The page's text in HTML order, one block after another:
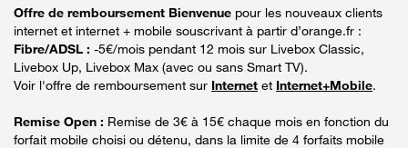
Offre de remboursement Bienvenue pour les nouveaux clients
internet et internet + mobile souscrivant à partir d’orange.fr :
Fibre/ADSL : -5€/mois pendant 12 mois sur Livebox Classic,
Livebox Up, Livebox Max (avec ou sans Smart TV).
Voir l'offre de remboursement sur Internet et Internet+Mobile.
Remise Open : Remise de 3€ à 15€ chaque mois en fonction du
forfait mobile choisi ou détenu, dans la limite de 4 forfaits mobile